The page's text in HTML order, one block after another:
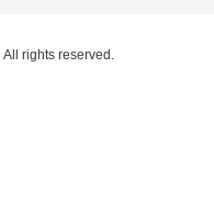
All rights reserved.